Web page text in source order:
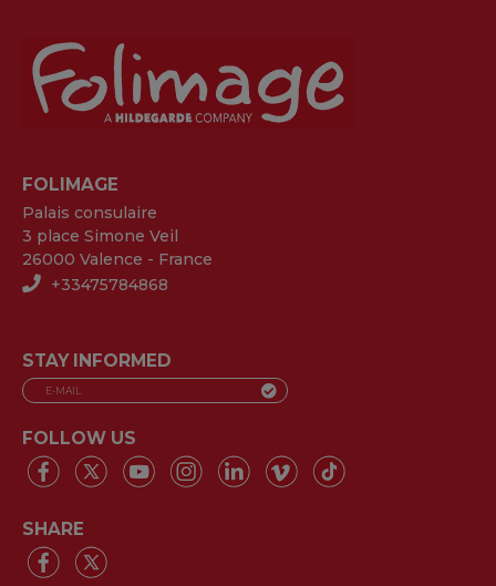
FOLIMAGE
Palais consulaire
3 place Simone Veil
26000 Valence - France
+33475784868
STAY INFORMED
FOLLOW US
SHARE